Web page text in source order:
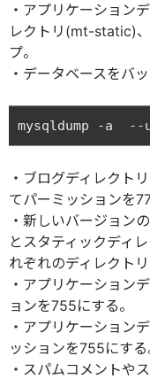
・アプリケーション
レクトリ(mt-static)
プ。
・データベースをバ
・ブログディレクト
てパーミッションを
・新しいバージョン
とスタティックディ
れぞれのディレクト
・アプリケーション
ョンを755にする。
・アプリケーション
ッションを755にする
・スパムコメントや